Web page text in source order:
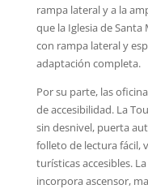
rampa lateral y a la
que la Iglesia de
con rampa lateral y
adaptación completa.
Por su parte, las
de accesibilidad. La
sin desnivel, puerta
folleto de lectura fácil,
turísticas accesibles.
incorpora ascensor,